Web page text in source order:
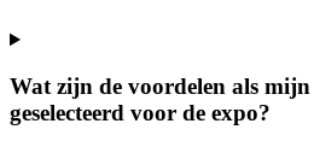
Wat zijn de voordelen als
geselecteerd voor de expo?